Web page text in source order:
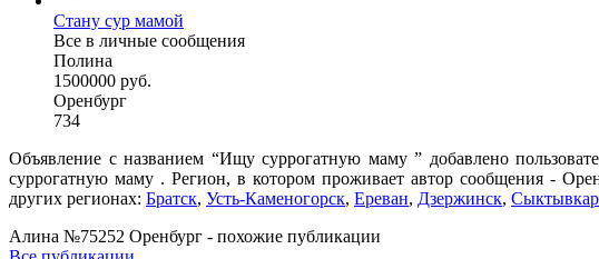
Стану сур мамой
Все в личные сообщения
Полина
1500000 руб.
Оренбург
734
Объявление с названием “Ищу суррогатную маму ” добавлено
суррогатную маму . Регион, в котором проживает автор сообщения -
других регионах: Братск, Усть-Каменогорск, Ереван, Дзержинск, Сыктывкар
Алина №75252 Оренбург - похожие публикации